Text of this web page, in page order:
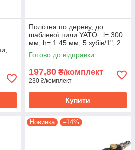
Полотна по дереву, до
шаблевої пили YATO : l= 300
мм, h= 1.45 мм, 5 зубів/1", 2
шт. YT-33920
Готово до відправки
197,80 ₴/комплект
230 ₴/комплект
Купити
Новинка –14%